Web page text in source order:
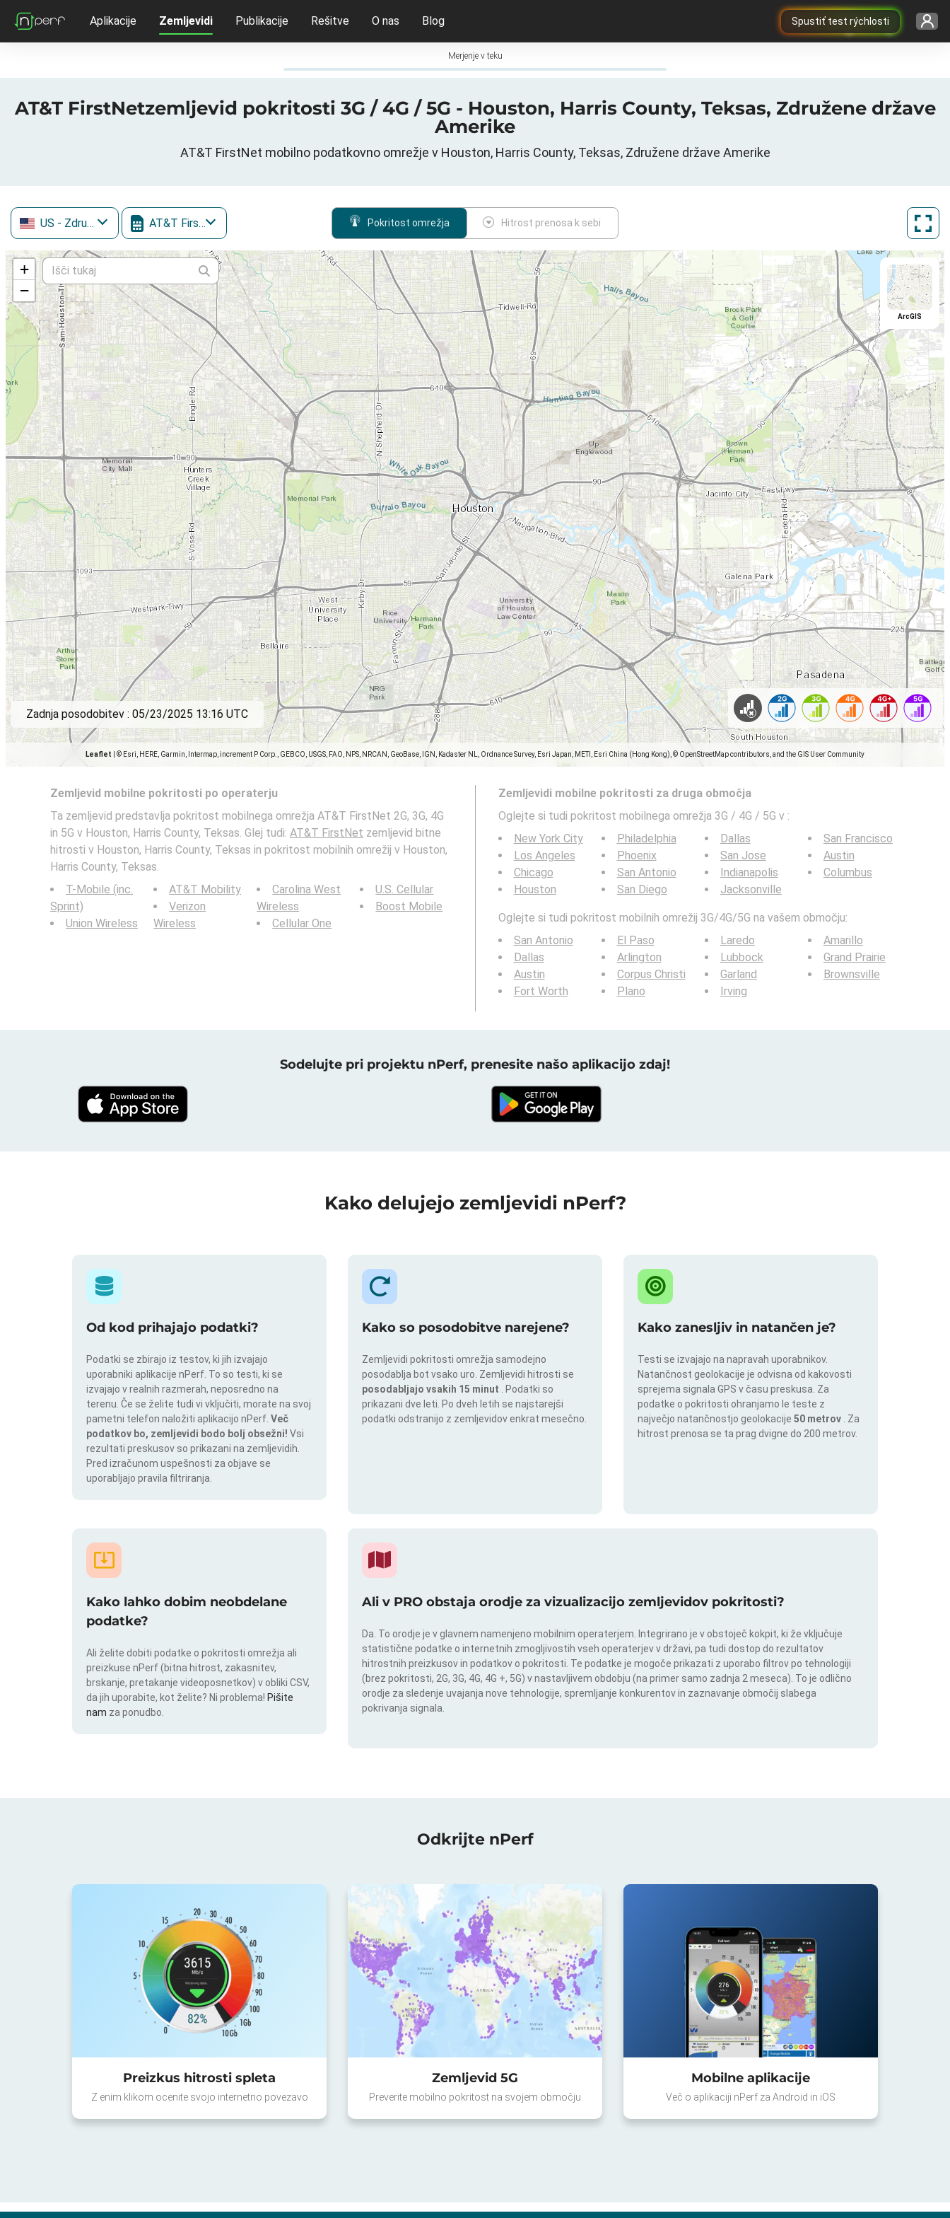
Spustiť test rýchlosti
Aplikacije Zemljevidi Publikacije Rešitve O nas Blog
Merjenje v teku
AT&T FirstNetzemljevid pokritosti 3G / 4G / 5G - Houston, Harris County, Teksas, Združene države
Amerike
AT&T FirstNet mobilno podatkovno omrežje v Houston, Harris County, Teksas, Združene države Amerike
US - Združene države Amerike AT&T FirstNet Pokritost omrežja Hitrost prenosa k sebi
+
−
Leaflet © Esri, HERE, Garmin, Intermap, increment P Corp., GEBCO, USGS, FAO, NPS, NRCAN, GeoBase, IGN, Kadaster NL, Ordnance Survey, Esri Japan, METI, Esri China (Hong Kong), © OpenStreetMap contributors, and the GIS User Community
ArcGIS
Zadnja posodobitev : 05/23/2025 13:16 UTC
Zemljevid mobilne pokritosti po operaterju
Ta zemljevid predstavlja pokritost mobilnega omrežja AT&T FirstNet 2G, 3G, 4G
in 5G v Houston, Harris County, Teksas. Glej tudi: AT&T FirstNet zemljevid bitne
hitrosti v Houston, Harris County, Teksas in pokritost mobilnih omrežij v Houston,
Harris County, Teksas.
T-Mobile (inc.
Sprint)
Union Wireless
AT&T Mobility
Verizon
Wireless
Carolina West
Wireless
Cellular One
U.S. Cellular
Boost Mobile
Zemljevidi mobilne pokritosti za druga območja
Oglejte si tudi pokritost mobilnega omrežja 3G / 4G / 5G v :
New York City
Los Angeles
Chicago
Houston
Philadelphia
Phoenix
San Antonio
San Diego
Dallas
San Jose
Indianapolis
Jacksonville
San Francisco
Austin
Columbus
Oglejte si tudi pokritost mobilnih omrežij 3G/4G/5G na vašem območju:
San Antonio
Dallas
Austin
Fort Worth
El Paso
Arlington
Corpus Christi
Plano
Laredo
Lubbock
Garland
Irving
Amarillo
Grand Prairie
Brownsville
Sodelujte pri projektu nPerf, prenesite našo aplikacijo zdaj!
Kako delujejo zemljevidi nPerf?
Od kod prihajajo podatki?
Podatki se zbirajo iz testov, ki jih izvajajo
uporabniki aplikacije nPerf. To so testi, ki se
izvajajo v realnih razmerah, neposredno na
terenu. Če se želite tudi vi vključiti, morate na svoj
pametni telefon naložiti aplikacijo nPerf. Več
podatkov bo, zemljevidi bodo bolj obsežni! Vsi
rezultati preskusov so prikazani na zemljevidih.
Pred izračunom uspešnosti za objave se
uporabljajo pravila filtriranja.
Kako so posodobitve narejene?
Zemljevidi pokritosti omrežja samodejno
posodablja bot vsako uro. Zemljevidi hitrosti se
posodabljajo vsakih 15 minut
. Podatki so
prikazani dve leti. Po dveh letih se najstarejši
podatki odstranijo z zemljevidov enkrat mesečno.
Kako zanesljiv in natančen je?
Testi se izvajajo na napravah uporabnikov.
Natančnost geolokacije je odvisna od kakovosti
sprejema signala GPS v času preskusa. Za
podatke o pokritosti ohranjamo le teste z
največjo natančnostjo geolokacije 50 metrov
. Za
hitrost prenosa se ta prag dvigne do 200 metrov.
Kako lahko dobim neobdelane
podatke?
Ali želite dobiti podatke o pokritosti omrežja ali
preizkuse nPerf (bitna hitrost, zakasnitev,
brskanje, pretakanje videoposnetkov) v obliki CSV,
da jih uporabite, kot želite? Ni problema! Pišite
nam za ponudbo.
Ali v PRO obstaja orodje za vizualizacijo zemljevidov pokritosti?
Da. To orodje je v glavnem namenjeno mobilnim operaterjem. Integrirano je v obstoječ kokpit, ki že vključuje
statistične podatke o internetnih zmogljivostih vseh operaterjev v državi, pa tudi dostop do rezultatov
hitrostnih preizkusov in podatkov o pokritosti. Te podatke je mogoče prikazati z uporabo filtrov po tehnologiji
(brez pokritosti, 2G, 3G, 4G, 4G +, 5G) v nastavljivem obdobju (na primer samo zadnja 2 meseca). To je odlično
orodje za sledenje uvajanja nove tehnologije, spremljanje konkurentov in zaznavanje območij slabega
pokrivanja signala.
Odkrijte nPerf
Preizkus hitrosti spleta
Z enim klikom ocenite svojo internetno povezavo
Zemljevid 5G
Preverite mobilno pokritost na svojem območju
Mobilne aplikacije
Več o aplikaciji nPerf za Android in iOS